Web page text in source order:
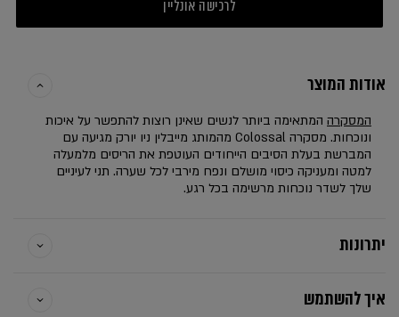
לרכישה אונליין
אודות המוצר
המסקרה המתאימה ביותר לנשים שאינן רוצות להתפשר על איכות
ונוכחות. מסקרה Colossal מהמותג מייבלין ניו יורק מגיעה עם
המברשת בעלת הסיבים הייחודים העוטפת את הריסים מלמעלה
למטה ומעניקה כיסוי מושלם ונפח מירבי לכל שערה. תני לעיניים
שלך לשדר נוכחות מרשימה בכל רגע.
יתרונות
איך להשתמש